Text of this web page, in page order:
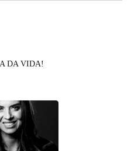
DA VIDA!